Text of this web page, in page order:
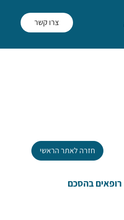
צרו קשר
חזרה לאתר הראשי
רופאים בהסכם